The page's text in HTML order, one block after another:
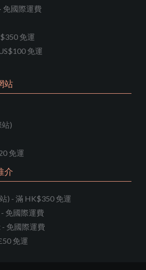
免國際運費
免運
免運
站
)
免運
介
) - 滿 HK$350 免運
免國際運費
- 免國際運費
免運